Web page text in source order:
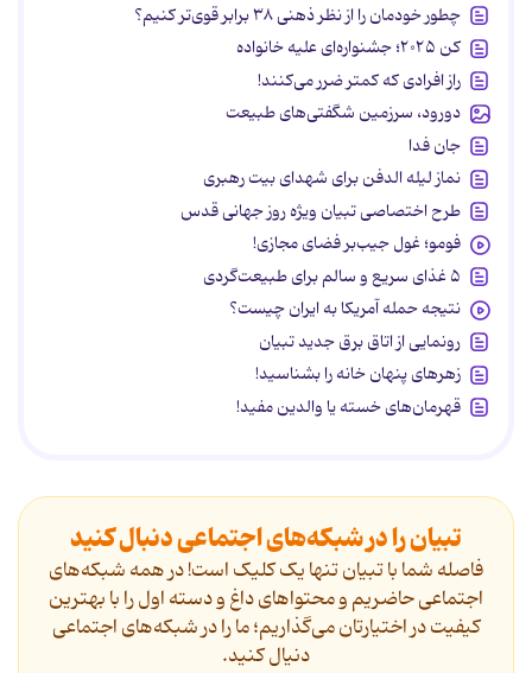
چطور خودمان را از نظر ذهنی ۳۸ برابر قوی‌تر کنیم؟
کن ۲۰۲۵؛ جشنواره‌ای علیه خانواده
راز افرادی که کمتر ضرر می‌کنند!
دورود، سرزمین شگفتی‌های طبیعت
جان فدا
نماز لیله الدفن برای شهدای بیت رهبری
طرح اختصاصی تبیان ویژه روز جهانی قدس
فومو؛ غول جیب‌بر فضای مجازی!
۵ غذای سریع و سالم برای طبیعت‌گردی
نتیجه حمله آمریکا به ایران چیست؟
رونمایی از اتاق برق جدید تبیان
زهرهای پنهان خانه را بشناسید!
قهرمان‌های خسته یا والدین مفید!
تبیان را در شبکه‌های اجتماعی دنبال کنید
فاصله شما با تبیان تنها یک کلیک است! در همه شبکه‌های
اجتماعی حاضریم و محتواهای داغ و دسته اول را با بهترین
کیفیت در اختیارتان می‌گذاریم؛ ما را در شبکه‌های اجتماعی
دنیال کنید.